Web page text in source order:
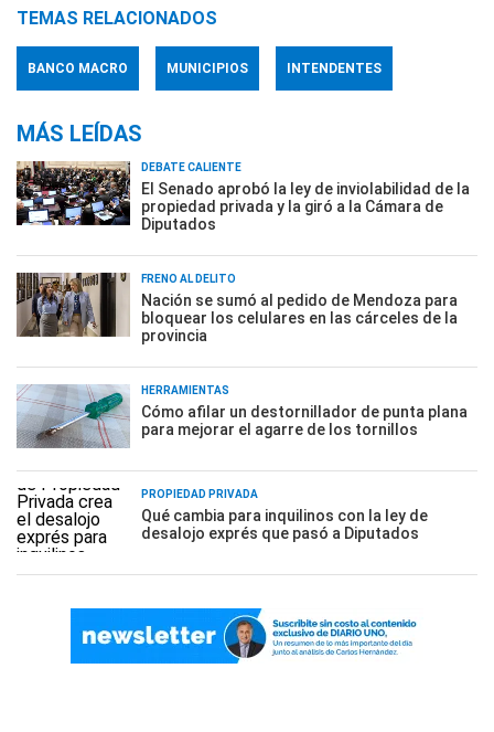
TEMAS RELACIONADOS
BANCO MACRO MUNICIPIOS INTENDENTES
MÁS LEÍDAS
DEBATE CALIENTE
El Senado aprobó la ley de inviolabilidad de la
propiedad privada y la giró a la Cámara de
Diputados
FRENO AL DELITO
Nación se sumó al pedido de Mendoza para
bloquear los celulares en las cárceles de la
provincia
HERRAMIENTAS
Cómo afilar un destornillador de punta plana
para mejorar el agarre de los tornillos
PROPIEDAD PRIVADA
Qué cambia para inquilinos con la ley de
desalojo exprés que pasó a Diputados